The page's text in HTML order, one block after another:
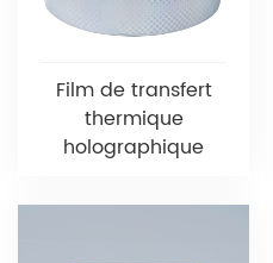
Film de transfert
thermique
holographique